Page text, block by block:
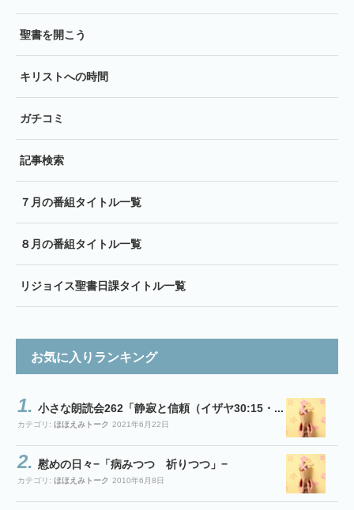
聖書を開こう
キリストへの時間
ガチコミ
記事検索
７月の番組タイトル一覧
８月の番組タイトル一覧
リジョイス聖書日課タイトル一覧
お気に入りランキング
小さな朗読会262「静寂と信頼（イザヤ30:15・...
カテゴリ: ほほえみトーク 2021年6月22日
慰めの日々−「病みつつ 祈りつつ」−
カテゴリ: ほほえみトーク 2010年6月8日